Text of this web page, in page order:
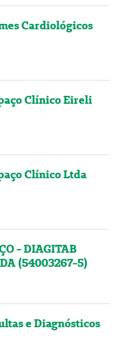
Cardiológicos
Clínico Eireli
Clínico Ltda
- DIAGITAB
(54003267-5)
e Diagnósticos